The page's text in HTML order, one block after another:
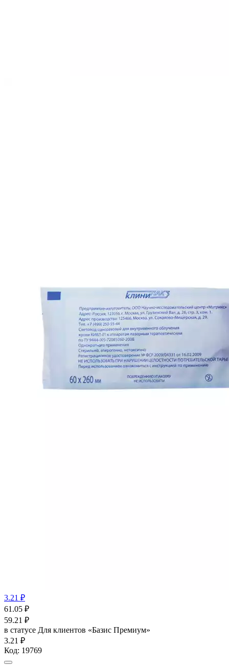
3.21 ₽
61.05 ₽
59.21 ₽
в статусе Для клиентов «Базис Премиум»
3.21 ₽
Код: 19769